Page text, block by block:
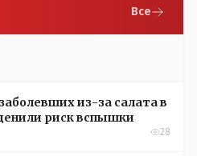
Все
из-за салата в
риск вспышки
28